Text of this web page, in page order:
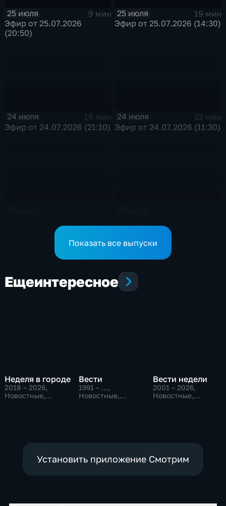
25 июля
9 мин
Эфир от 25.07.2026
(20:50)
25 июля
19 мин
Эфир от 25.07.2026 (14:30)
24 июля
19 мин
Эфир от 24.07.2026 (21:10)
24 июля
22 мин
Эфир от 24.07.2026 (11:30)
Показать все выпуски
Ещеинтересное
Неделя в городе
2018 – 2026,
Новостные,
Вести
1991 – …,
Новостные,
Вести недели
2001 – 2026,
Новостные,
Установить приложение Смотрим